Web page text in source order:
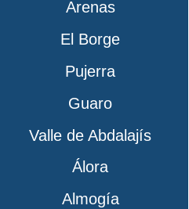
Arenas
El Borge
Pujerra
Guaro
Valle de Abdalajís
Álora
Almogía